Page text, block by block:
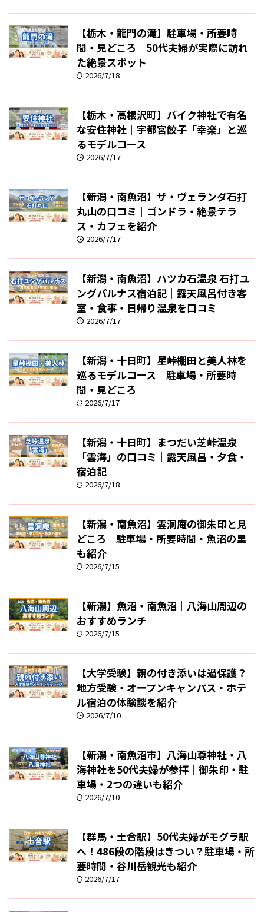
【栃木・龍門の滝】駐車場・所要時
間・見どころ｜50代夫婦が実際に訪れ
た絶景スポット
2026/7/18
【栃木・高根沢町】バイク神社で有名
な安住神社｜宇都宮餃子「幸楽」と巡
るモデルコース
2026/7/17
【新潟・南魚沼】ザ・ヴェランダ石打
丸山の口コミ｜ゴンドラ・絶景テラ
ス・カフェを紹介
2026/7/17
【新潟・南魚沼】ハツカ石温泉 石打ユ
ングパルナス宿泊記｜露天風呂付き客
室・食事・日帰り温泉を口コミ
2026/7/17
【新潟・十日町】星峠棚田と美人林を
巡るモデルコース｜駐車場・所要時
間・見どころ
2026/7/17
【新潟・十日町】まつだい芝峠温泉
「雲海」の口コミ｜露天風呂・夕食・
宿泊記
2026/7/18
【新潟・南魚沼】雲洞庵の御朱印と見
どころ｜駐車場・所要時間・魚沼の里
も紹介
2026/7/15
【新潟】魚沼・南魚沼｜八海山周辺の
おすすめランチ
2026/7/15
【大学受験】親の付き添いは過保護？
地方受験・オープンキャンパス・ホテ
ル宿泊の体験談を紹介
2026/7/10
【新潟・南魚沼市】八海山尊神社・八
海神社を50代夫婦が参拝｜御朱印・駐
車場・2つの違いも紹介
2026/7/10
【群馬・土合駅】50代夫婦がモグラ駅
へ！486段の階段はきつい？駐車場・所
要時間・谷川岳観光も紹介
2026/7/17